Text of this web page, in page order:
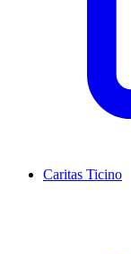
Caritas Ticino